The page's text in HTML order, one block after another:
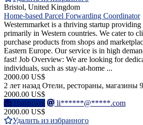
Bristol, United Kingdom
Home-based Parcel Forwarding Coordinator
Westernmarket is a thriving startup providing
primarily in Western countries. We cater to
purchase products from shops and
Eastern Europe. Our service is in high
fast! Job Overview: We are looking for
individuals, such as stay-at-home ...
2000.00 US$
2 лет назад Отели, рестораны, магазины
2000.00 US$
Написать
li******@*****.com
2000.00 US$
Удалить из избранного